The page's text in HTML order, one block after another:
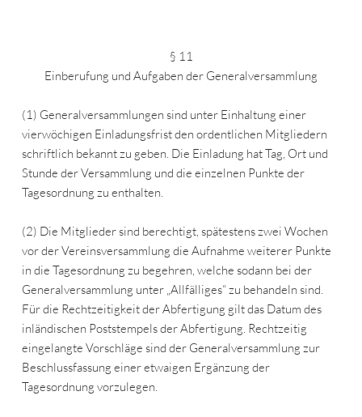
§ 11
Einberufung und Aufgaben der Generalversammlung
(1) Generalversammlungen sind unter Einhaltung einer
vierwöchigen Einladungsfrist den ordentlichen Mitgliedern
schriftlich bekannt zu geben. Die Einladung hat Tag, Ort und
Stunde der Versammlung und die einzelnen Punkte der
Tagesordnung zu enthalten.
(2) Die Mitglieder sind berechtigt, spätestens zwei Wochen
vor der Vereinsversammlung die Aufnahme weiterer Punkte
in die Tagesordnung zu begehren, welche sodann bei der
Generalversammlung unter „Allfälliges“ zu behandeln sind.
Für die Rechtzeitigkeit der Abfertigung gilt das Datum des
inländischen Poststempels der Abfertigung. Rechtzeitig
eingelangte Vorschläge sind der Generalversammlung zur
Beschlussfassung einer etwaigen Ergänzung der
Tagesordnung vorzulegen.